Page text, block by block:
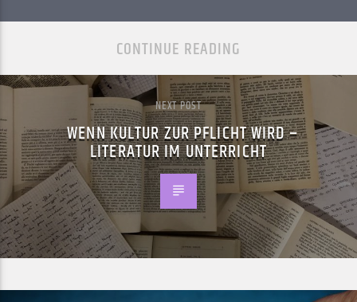
CONTINUE READING
NEXT POST
WENN KULTUR ZUR PFLICHT WIRD –
LITERATUR IM UNTERRICHT